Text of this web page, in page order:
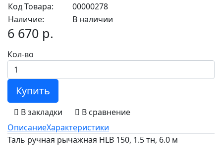
Код Товара:
00000278
Наличие:
В наличии
6 670 р.
Кол-во
Купить
В закладки
В сравнение
ОписаниеХарактеристики
Таль ручная рычажная HLB 150, 1.5 тн, 6.0 м